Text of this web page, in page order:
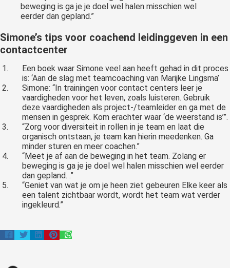
beweging is ga je je doel wel halen misschien wel
eerder dan gepland.”
Simone’s tips voor coachend leidinggeven in een
contactcenter
Een boek waar Simone veel aan heeft gehad in dit proces
is: ‘Aan de slag met teamcoaching van Marijke Lingsma’
Simone: “In trainingen voor contact centers leer je
vaardigheden voor het leven, zoals luisteren. Gebruik
deze vaardigheden als project-/teamleider en ga met de
mensen in gesprek. Kom erachter waar ‘de weerstand is’”.
“Zorg voor diversiteit in rollen in je team en laat die
organisch ontstaan, je team kan hierin meedenken. Ga
minder sturen en meer coachen.”
“Meet je af aan de beweging in het team. Zolang er
beweging is ga je je doel wel halen misschien wel eerder
dan gepland. .”
“Geniet van wat je om je heen ziet gebeuren Elke keer als
een talent zichtbaar wordt, wordt het team wat verder
ingekleurd.”